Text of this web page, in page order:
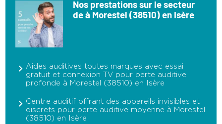
Nos prestations sur le secteur
de à Morestel (38510) en Isère
Aides auditives toutes marques avec essai
gratuit et connexion TV pour perte auditive
profonde à Morestel (38510) en Isère
Centre auditif offrant des appareils invisibles et
discrets pour perte auditive moyenne à Morestel
(38510) en Isère